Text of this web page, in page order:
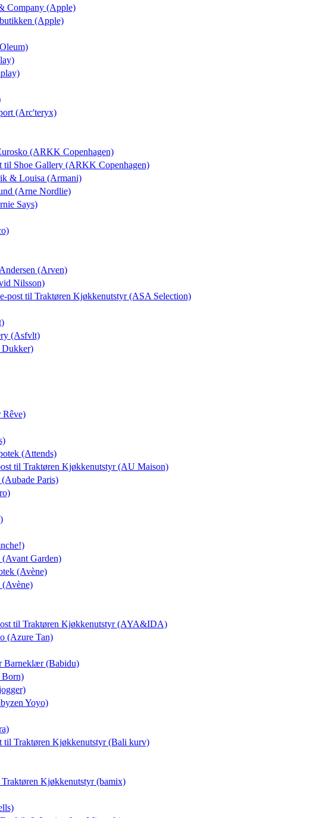
Company (Apple)
(Apple)
(Arc'teryx)
(ARKK Copenhagen)
til Shoe Gallery (ARKK Copenhagen)
& Louisa (Armani)
(Arne Nordlie)
Says)
(Arven)
Nilsson)
post til Traktøren Kjøkkenutstyr (ASA Selection)
(Asfvlt)
Rêve)
(Attends)
til Traktøren Kjøkkenutstyr (AU Maison)
Paris)
Garden)
(Avène)
(Avène)
til Traktøren Kjøkkenutstyr (AYA&IDA)
(Azure Tan)
Barneklær (Babidu)
Yoyo)
til Traktøren Kjøkkenutstyr (Bali kurv)
Kjøkkenutstyr (bamix)